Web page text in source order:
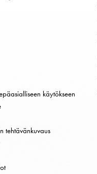
käytökseen
tehtävänkuvaus